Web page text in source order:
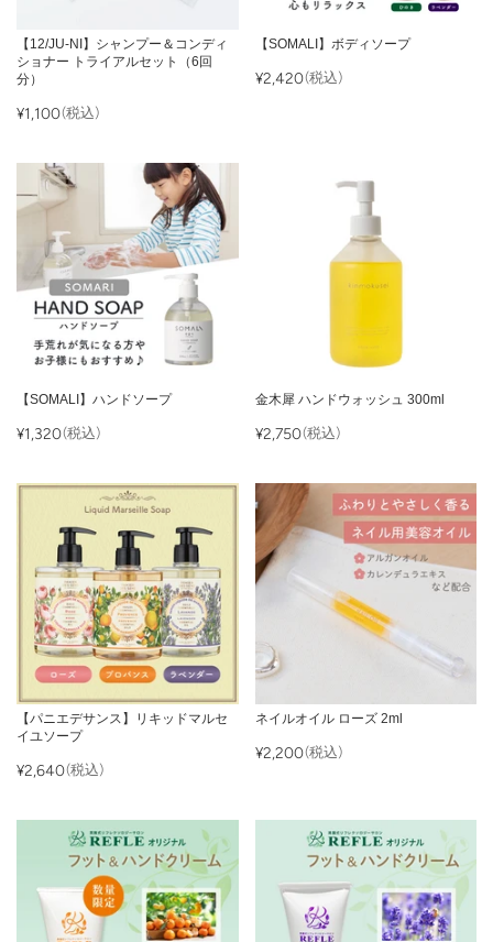
【12/JU-NI】シャンプー＆コンディ
ショナー トライアルセット（6回
分）
¥1,100(税込)
【SOMALI】ボディソープ
¥2,420(税込)
【SOMALI】ハンドソープ
¥1,320(税込)
金木犀 ハンドウォッシュ 300ml
¥2,750(税込)
【パニエデサンス】リキッドマルセ
イユソープ
¥2,640(税込)
ネイルオイル ローズ 2ml
¥2,200(税込)